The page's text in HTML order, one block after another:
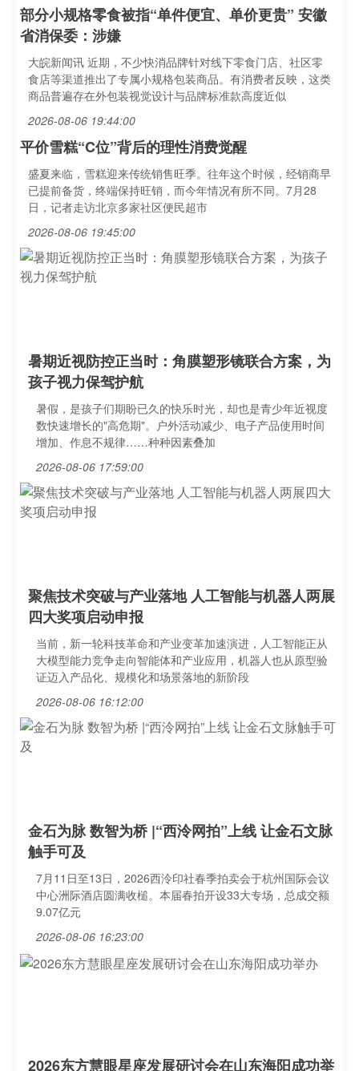
部分小规格零食被指“单件便宜、单价更贵” 安徽
省消保委：涉嫌
大皖新闻讯 近期，不少快消品牌针对线下零食门店、社区零
食店等渠道推出了专属小规格包装商品。有消费者反映，这类
商品普遍存在外包装视觉设计与品牌标准款高度近似
2026-08-06 19:44:00
平价雪糕“C位”背后的理性消费觉醒
盛夏来临，雪糕迎来传统销售旺季。往年这个时候，经销商早
已提前备货，终端保持旺销，而今年情况有所不同。7月28
日，记者走访北京多家社区便民超市
2026-08-06 19:45:00
暑期近视防控正当时：角膜塑形镜联合方案，为
孩子视力保驾护航
暑假，是孩子们期盼已久的快乐时光，却也是青少年近视度
数快速增长的"高危期"。户外活动减少、电子产品使用时间
增加、作息不规律……种种因素叠加
2026-08-06 17:59:00
聚焦技术突破与产业落地 人工智能与机器人两展
四大奖项启动申报
当前，新一轮科技革命和产业变革加速演进，人工智能正从
大模型能力竞争走向智能体和产业应用，机器人也从原型验
证迈入产品化、规模化和场景落地的新阶段
2026-08-06 16:12:00
金石为脉 数智为桥 |“西泠网拍”上线 让金石文脉
触手可及
7月11日至13日，2026西泠印社春季拍卖会于杭州国际会议
中心洲际酒店圆满收槌。本届春拍开设33大专场，总成交额
9.07亿元
2026-08-06 16:23:00
2026东方慧眼星座发展研讨会在山东海阳成功举